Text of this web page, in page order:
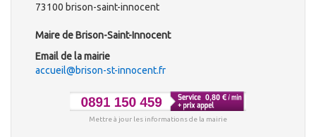
73100 brison-saint-innocent
Maire de Brison-Saint-Innocent
Email de la mairie
accueil@brison-st-innocent.fr
Mettre à jour les informations de la mairie